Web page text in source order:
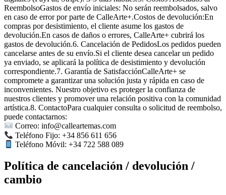
ReembolsoGastos de envío iniciales: No serán reembolsados, salvo
en caso de error por parte de CalleArte+.Costos de devolución:En
compras por desistimiento, el cliente asume los gastos de
devolución.En casos de daños o errores, CalleArte+ cubrirá los
gastos de devolución.6. Cancelación de PedidosLos pedidos pueden
cancelarse antes de su envío.Si el cliente desea cancelar un pedido
ya enviado, se aplicará la política de desistimiento y devolución
correspondiente.7. Garantía de SatisfacciónCalleArte+ se
compromete a garantizar una solución justa y rápida en caso de
inconvenientes. Nuestro objetivo es proteger la confianza de
nuestros clientes y promover una relación positiva con la comunidad
artística.8. ContactoPara cualquier consulta o solicitud de reembolso,
puede contactarnos:
Correo: info@calleartemas.com
Teléfono Fijo: +34 856 611 656
Teléfono Móvil: +34 722 588 089
Política de cancelación / devolución /
cambio